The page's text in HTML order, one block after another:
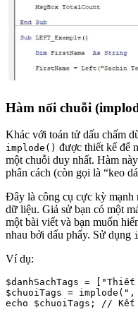
Hàm nối chuỗi
Khác với toán tử dấu chấm
implode() được thiết kế để
một chuỗi duy nhất. Hàm
phân cách (còn gọi là “keo
Đây là công cụ cực kỳ mạnh
dữ liệu. Giả sử bạn có một
một bài viết và bạn muốn
nhau bởi dấu phẩy. Sử dụng
Ví dụ:
$danhSachTags =
$chuoiTags = implode(",